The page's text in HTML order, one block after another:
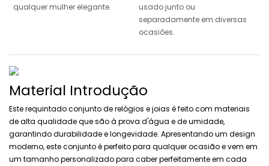
qualquer mulher elegante.
usado junto ou
separadamente em diversas
ocasiões.
Material Introdução
Este requintado conjunto de relógios e joias é feito com materiais
de alta qualidade que são à prova d'água e de umidade,
garantindo durabilidade e longevidade. Apresentando um design
moderno, este conjunto é perfeito para qualquer ocasião e vem em
um tamanho personalizado para caber perfeitamente em cada